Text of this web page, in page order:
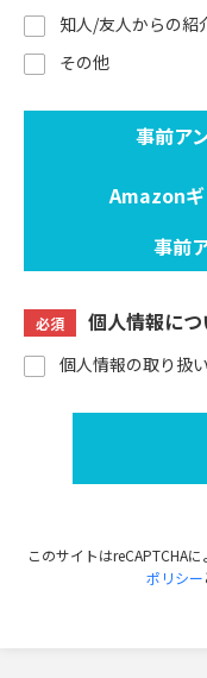
知人/友人からの紹
その他
事前ア
Amazonギ
事前
必須 個人情報につ
個人情報の取り扱
このサイトはreCAPTCHA
ポリシー